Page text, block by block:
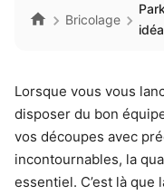
Bricolage
Lorsque vous vous
disposer du bon
vos découpes avec
incontournables, la
essentiel. C’est là que